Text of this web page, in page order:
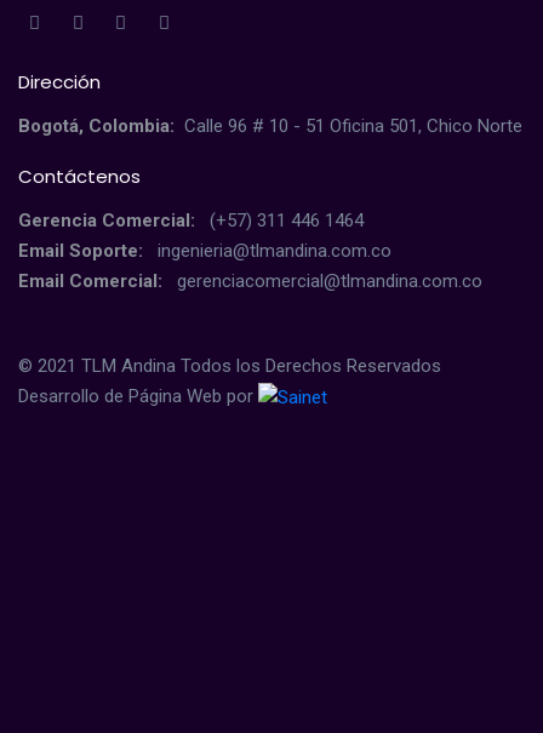
Dirección
Bogotá, Colombia: Calle 96 # 10 - 51 Oficina 501, Chico Norte
Contáctenos
Gerencia Comercial:
(+57) 311 446 1464
Email Soporte:
ingenieria@tlmandina.com.co
Email Comercial:
gerenciacomercial@tlmandina.com.co
© 2021 TLM Andina Todos los Derechos Reservados
Desarrollo de Página Web por